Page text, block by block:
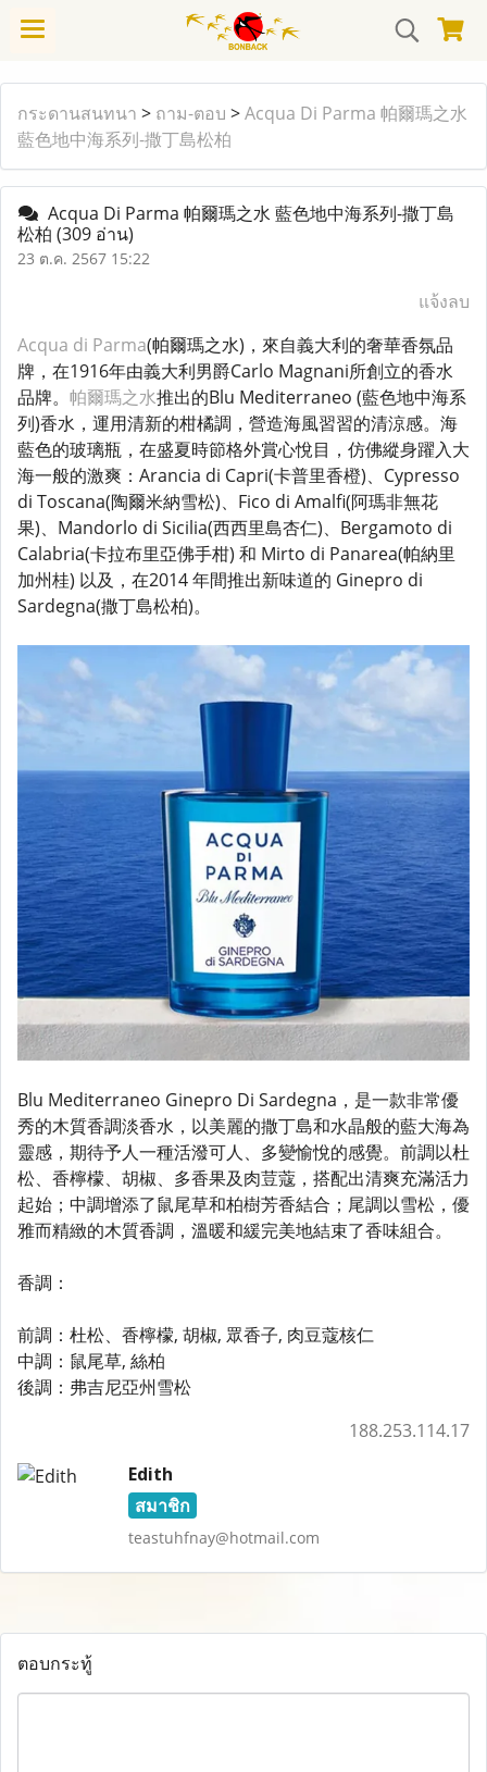
กระดานสนทนา > ถาม-ตอบ >Acqua Di Parma 帕爾瑪之水
藍色地中海系列-撒丁島松柏
Acqua Di Parma 帕爾瑪之水 藍色地中海系列-撒丁島
松柏 (309 อ่าน)
23 ต.ค. 2567 15:22
แจ้งลบ
Acqua di Parma(帕爾瑪之水)，來自義大利的奢華香氛品
牌，在1916年由義大利男爵Carlo Magnani所創立的香水
品牌。 帕爾瑪之水推出的Blu Mediterraneo (藍色地中海系
列)香水，運用清新的柑橘調，營造海風習習的清涼感。海
藍色的玻璃瓶，在盛夏時節格外賞心悅目，仿佛縱身躍入大
海一般的激爽：Arancia di Capri(卡普里香橙)、Cypresso
di Toscana(陶爾米納雪松)、Fico di Amalfi(阿瑪非無花
果)、Mandorlo di Sicilia(西西里島杏仁)、Bergamoto di
Calabria(卡拉布里亞佛手柑) 和 Mirto di Panarea(帕納里
加州桂) 以及，在2014 年間推出新味道的 Ginepro di
Sardegna(撒丁島松柏)。
Blu Mediterraneo Ginepro Di Sardegna，是一款非常優
秀的木質香調淡香水，以美麗的撒丁島和水晶般的藍大海為
靈感，期待予人一種活潑可人、多變愉悅的感覺。前調以杜
松、香檸檬、胡椒、多香果及肉荳蔻，搭配出清爽充滿活力
起始；中調增添了鼠尾草和柏樹芳香結合；尾調以雪松，優
雅而精緻的木質香調，溫暖和緩完美地結束了香味組合。
香調：
前調：杜松、香檸檬, 胡椒, 眾香子, 肉豆蔻核仁
中調：鼠尾草, 絲柏
後調：弗吉尼亞州雪松
188.253.114.17
Edith
สมาชิก
teastuhfnay@hotmail.com
ตอบกระทู้